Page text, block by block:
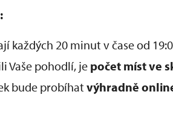
každých 20 minut v čase od
Vaše pohodlí, je počet míst ve
bude probíhatvýhradně